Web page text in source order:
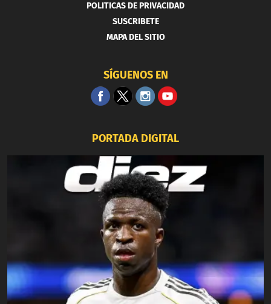
POLITICAS DE PRIVACIDAD
SUSCRIBETE
MAPA DEL SITIO
SÍGUENOS EN
PORTADA DIGITAL